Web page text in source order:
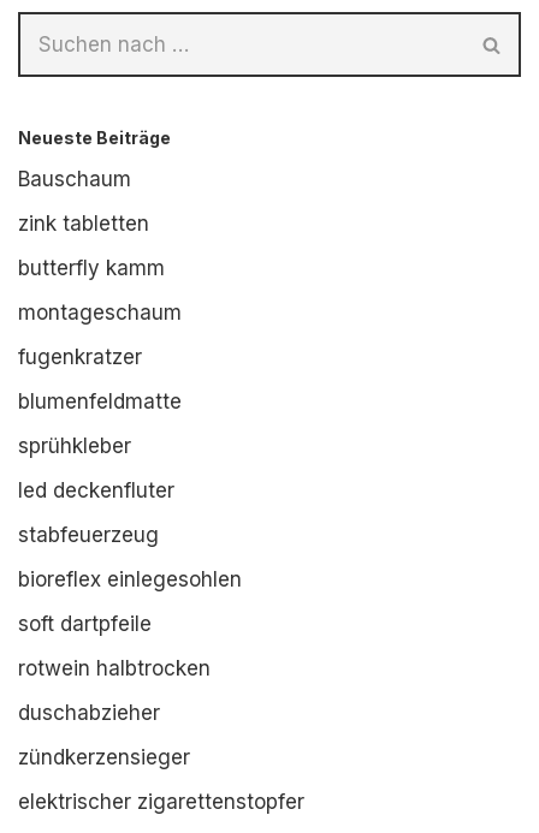
Neueste Beiträge
Bauschaum
zink tabletten
butterfly kamm
montageschaum
fugenkratzer
blumenfeldmatte
sprühkleber
led deckenfluter
stabfeuerzeug
bioreflex einlegesohlen
soft dartpfeile
rotwein halbtrocken
duschabzieher
zündkerzensieger
elektrischer zigarettenstopfer